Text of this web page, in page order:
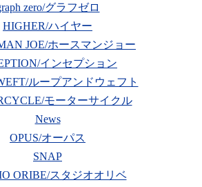
zero/グラフゼロ
HIGHER/ハイヤー
JOE/ホースマンジョー
インセプション
ループアンドウェフト
モーターサイクル
News
OPUS/オーパス
SNAP
ORIBE/スタジオオリベ